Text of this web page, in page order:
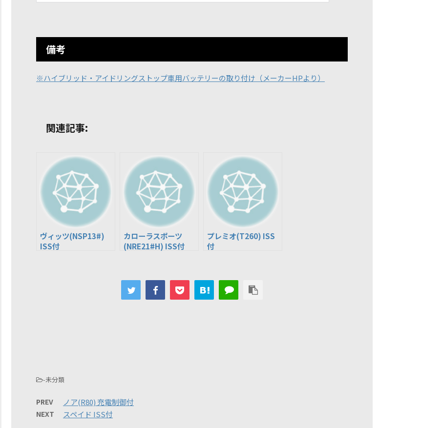
備考
※ハイブリッド・アイドリングストップ車用バッテリーの取り付け（メーカーHPより）
関連記事:
ヴィッツ(NSP13#)
ISS付
カローラスポーツ
(NRE21#H) ISS付
プレミオ(T260) ISS
付
-未分類
PREV ノア(R80) 充電制御付
NEXT スペイド ISS付